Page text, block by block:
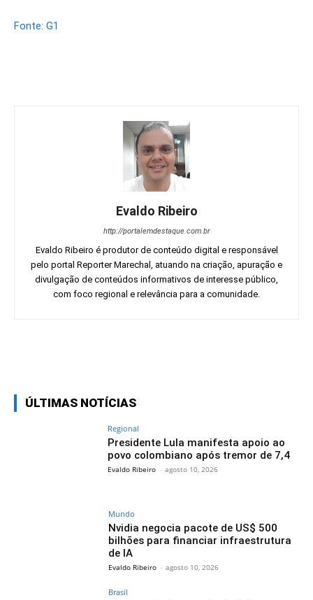
Fonte: G1
Evaldo Ribeiro
http://portalemdestaque.com.br
Evaldo Ribeiro é produtor de conteúdo digital e responsável
pelo portal Reporter Marechal, atuando na criação, apuração e
divulgação de conteúdos informativos de interesse público,
com foco regional e relevância para a comunidade.
ÚLTIMAS NOTÍCIAS
Regional
Presidente Lula manifesta apoio ao
povo colombiano após tremor de 7,4
Evaldo Ribeiro - agosto 10, 2026
Mundo
Nvidia negocia pacote de US$ 500
bilhões para financiar infraestrutura
de IA
Evaldo Ribeiro - agosto 10, 2026
Brasil